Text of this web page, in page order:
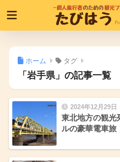
ホーム タグ
「岩手県」の記事一覧
2024年12月29日
東北地方の観光
ルの豪華電車旅